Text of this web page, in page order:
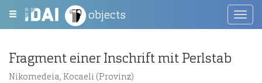
objects
Fragment einer Inschrift mit Perlstab
Nikomedeia, Kocaeli (Provinz)